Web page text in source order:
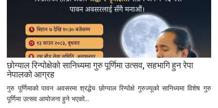
छोग्याल रिन्पोक्षेको सानिध्यमा गुरु पूर्णिमा उत्सव, सहभागि हुन रेपा
नेपालको आग्रह
गुरु पूर्णिमाको पावन अवसरमा श्रद्धेय छोग्याल रिन्पोक्षे गुरुज्यूको सानिध्यमा विशेष गुरु
पूर्णिमा उत्सव आयोजना हुने भएको...